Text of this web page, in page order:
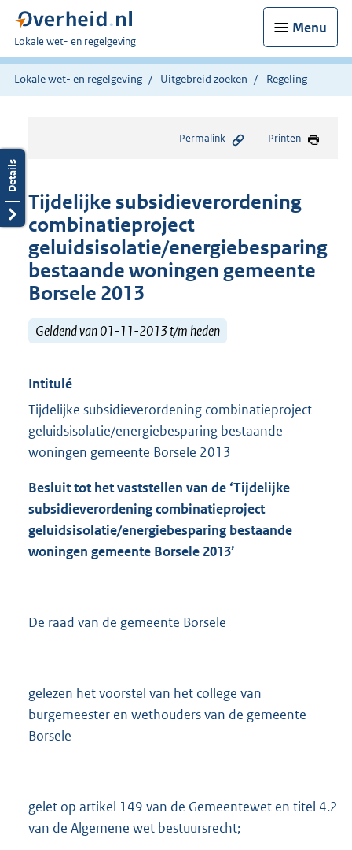
Menu
U
bent
hier:
Lokale wet- en regelgeving
Lokale wet- en regelgeving Uitgebreid zoeken Regeling
Permalink Printen
Tijdelijke subsidieverordening
combinatieproject
geluidsisolatie/energiebesparing
bestaande woningen gemeente
Borsele 2013
Geldend van 01-11-2013 t/m heden
Intitulé
Tijdelijke subsidieverordening combinatieproject
geluidsisolatie/energiebesparing bestaande
woningen gemeente Borsele 2013
Besluit tot het vaststellen van de ‘Tijdelijke
subsidieverordening combinatieproject
geluidsisolatie/energiebesparing bestaande
woningen gemeente Borsele 2013’
De raad van de gemeente Borsele
gelezen het voorstel van het college van
burgemeester en wethouders van de gemeente
Borsele
gelet op artikel 149 van de Gemeentewet en titel 4.2
van de Algemene wet bestuursrecht;